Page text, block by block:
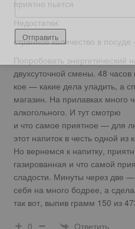
приятно пьется
Недостатки:
странное количество в
Попробовать энергетический
двухсуточной смены. 48
кое — какие дела уладить, а
магазин. На прилавках много
алкогольного. И тут смотрю
и что самое приятное — для
этот напиток в честь одной
Но вернемся к напитку,
газированная и что самой
сладости. Минуты через две —
себя на много бодрее, а
так вот, выпив грамм 150 из
0
Ответить